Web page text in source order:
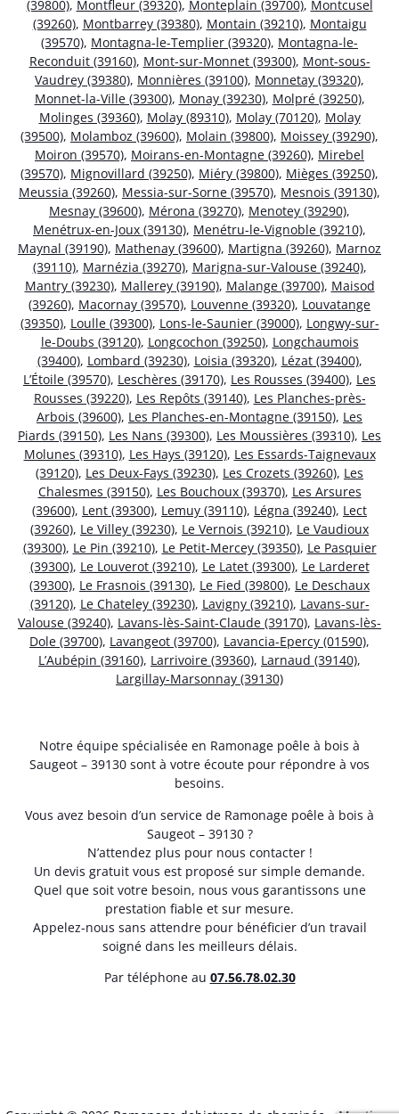
(39800), Montfleur (39320), Monteplain (39700), Montcusel
(39260), Montbarrey (39380), Montain (39210), Montaigu
(39570), Montagna-le-Templier (39320), Montagna-le-
Reconduit (39160), Mont-sur-Monnet (39300), Mont-sous-
Vaudrey (39380), Monnières (39100), Monnetay (39320),
Monnet-la-Ville (39300), Monay (39230), Molpré (39250),
Molinges (39360), Molay (89310), Molay (70120), Molay
(39500), Molamboz (39600), Molain (39800), Moissey (39290),
Moiron (39570), Moirans-en-Montagne (39260), Mirebel
(39570), Mignovillard (39250), Miéry (39800), Mièges (39250),
Meussia (39260), Messia-sur-Sorne (39570), Mesnois (39130),
Mesnay (39600), Mérona (39270), Menotey (39290),
Menétrux-en-Joux (39130), Menétru-le-Vignoble (39210),
Maynal (39190), Mathenay (39600), Martigna (39260), Marnoz
(39110), Marnézia (39270), Marigna-sur-Valouse (39240),
Mantry (39230), Mallerey (39190), Malange (39700), Maisod
(39260), Macornay (39570), Louvenne (39320), Louvatange
(39350), Loulle (39300), Lons-le-Saunier (39000), Longwy-sur-
le-Doubs (39120), Longcochon (39250), Longchaumois
(39400), Lombard (39230), Loisia (39320), Lézat (39400),
L’Étoile (39570), Leschères (39170), Les Rousses (39400), Les
Rousses (39220), Les Repôts (39140), Les Planches-près-
Arbois (39600), Les Planches-en-Montagne (39150), Les
Piards (39150), Les Nans (39300), Les Moussières (39310), Les
Molunes (39310), Les Hays (39120), Les Essards-Taignevaux
(39120), Les Deux-Fays (39230), Les Crozets (39260), Les
Chalesmes (39150), Les Bouchoux (39370), Les Arsures
(39600), Lent (39300), Lemuy (39110), Légna (39240), Lect
(39260), Le Villey (39230), Le Vernois (39210), Le Vaudioux
(39300), Le Pin (39210), Le Petit-Mercey (39350), Le Pasquier
(39300), Le Louverot (39210), Le Latet (39300), Le Larderet
(39300), Le Frasnois (39130), Le Fied (39800), Le Deschaux
(39120), Le Chateley (39230), Lavigny (39210), Lavans-sur-
Valouse (39240), Lavans-lès-Saint-Claude (39170), Lavans-lès-
Dole (39700), Lavangeot (39700), Lavancia-Epercy (01590),
L’Aubépin (39160), Larrivoire (39360), Larnaud (39140),
Largillay-Marsonnay (39130)
Notre équipe spécialisée en Ramonage poêle à bois à
Saugeot – 39130 sont à votre écoute pour répondre à vos
besoins.
Vous avez besoin d’un service de Ramonage poêle à bois à
Saugeot – 39130 ?
N’attendez plus pour nous contacter !
Un devis gratuit vous est proposé sur simple demande.
Quel que soit votre besoin, nous vous garantissons une
prestation fiable et sur mesure.
Appelez-nous sans attendre pour bénéficier d’un travail
soigné dans les meilleurs délais.
Par téléphone au 07.56.78.02.30